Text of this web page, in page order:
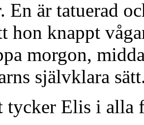
En är tatuerad
hon knappt
morgon,
självklara
tycker Elis i alla